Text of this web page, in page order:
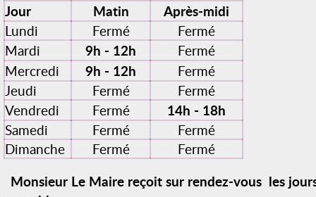
Jour
Matin Après-midi
Lundi Fermé
Fermé
Mardi
9h - 12h
Fermé
Mercredi
9h - 12h
Fermé
Jeudi
Fermé
Fermé
Vendredi
Fermé 14h - 18h
Samedi Fermé
Fermé
Dimanche
Fermé Fermé
Monsieur Le Maire reçoit sur rendez-vous les